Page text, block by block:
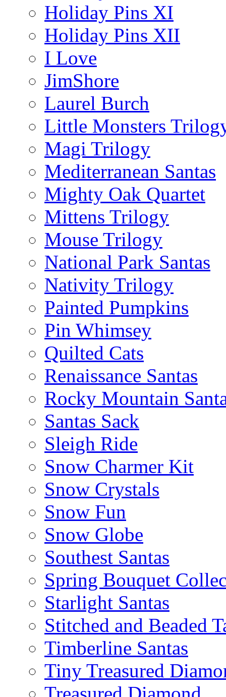
Holiday Pins XI
Holiday Pins XII
I Love
JimShore
Laurel Burch
Little Monsters
Magi Trilogy
Mediterranean Santas
Mighty Oak Quartet
Mittens Trilogy
Mouse Trilogy
National Park Santas
Nativity Trilogy
Painted Pumpkins
Pin Whimsey
Quilted Cats
Renaissance Santas
Rocky Mountain
Santas Sack
Sleigh Ride
Snow Charmer Kit
Snow Crystals
Snow Fun
Snow Globe
Southest Santas
Spring Bouquet
Starlight Santas
Stitched and Beaded
Timberline Santas
Tiny Treasured